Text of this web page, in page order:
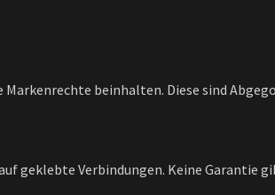
beinhalten. Diese sind
geklebte Verbindungen. Keine Garantie